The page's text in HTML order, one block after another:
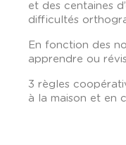
et des centaines
difficultés
En fonction des
apprendre ou
3 règles
à la maison et en